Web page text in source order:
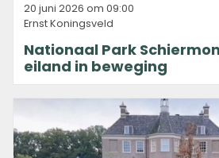
20 juni 2026 om 09:00
Ernst Koningsveld
Nationaal Park
eiland in beweging